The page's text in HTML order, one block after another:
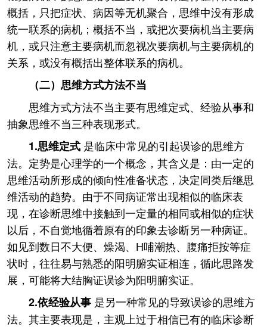
概括，只把症状、病因等无机聚合，思维中没有形成
统一联系的病机；概括不当，或把次要病机当主要病
机，或只注意主要病机而忽视次要病机与主要病机的
关系，或没有概括出整体联系的病机。
（二）思维方式方法不当
思维方式方法不当主要有思维定式、经验从事和
抽象思维不当三种表现形式。
1.思维定式 是临床中常见的引起误诊的思维方
法。定势是心理学的一个概念，其含义是：由一定的
思维活动所形成的倾向性准备状态，决定同类后继思
维活动的趋势。由于不同病证常出现相似的临床表
现，在诊断思维中接触到一定量的相同或相似的症状
以后，不自觉地循着原有的印象去诊断另一种病证。
如见到数日不大便、燥渴、H哺潮热、腹痛拒按等症
状时，往往易与熟悉的阳明腑实证相连，循此思路发
展，可能将大结胸证误诊为阳明腑实证。
2.依经验从事 是另一种常见的导致误诊的思维方
法。其主要表现是，主观上过于相信已有的临床诊断